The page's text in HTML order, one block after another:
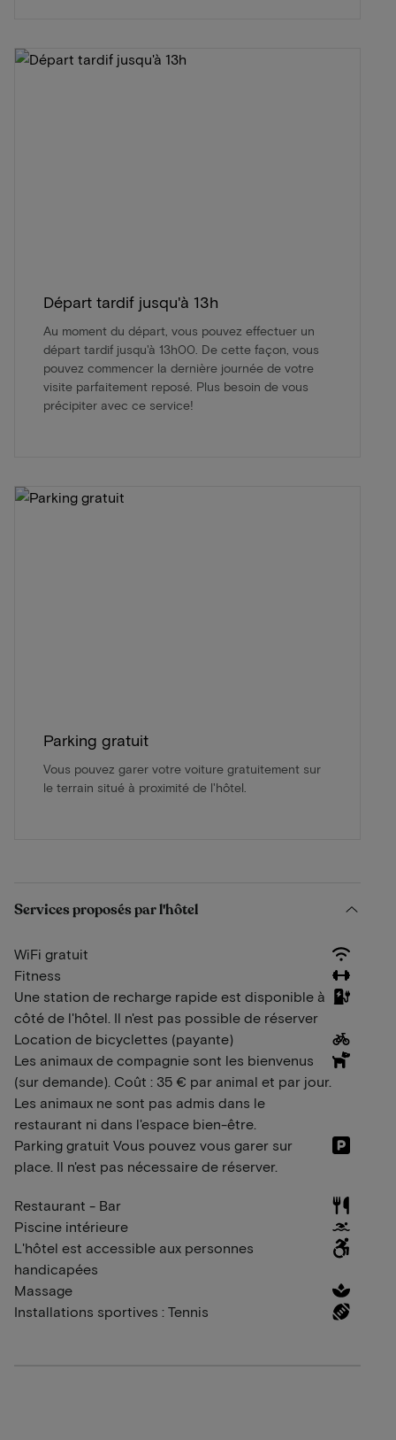
Départ tardif jusqu'à 13h
Au moment du départ, vous pouvez effectuer un
départ tardif jusqu'à 13h00. De cette façon, vous
pouvez commencer la dernière journée de votre
visite parfaitement reposé. Plus besoin de vous
précipiter avec ce service!
Parking gratuit
Vous pouvez garer votre voiture gratuitement sur
le terrain situé à proximité de l'hôtel.
Services proposés par l'hôtel
WiFi gratuit
Fitness
Une station de recharge rapide est disponible à
côté de l'hôtel. Il n'est pas possible de réserver
Location de bicyclettes (payante)
Les animaux de compagnie sont les bienvenus
(sur demande). Coût : 35 € par animal et par jour.
Les animaux ne sont pas admis dans le
restaurant ni dans l'espace bien-être.
Parking gratuit Vous pouvez vous garer sur
place. Il n'est pas nécessaire de réserver.
Restaurant - Bar
Piscine intérieure
L'hôtel est accessible aux personnes
handicapées
Massage
Installations sportives : Tennis